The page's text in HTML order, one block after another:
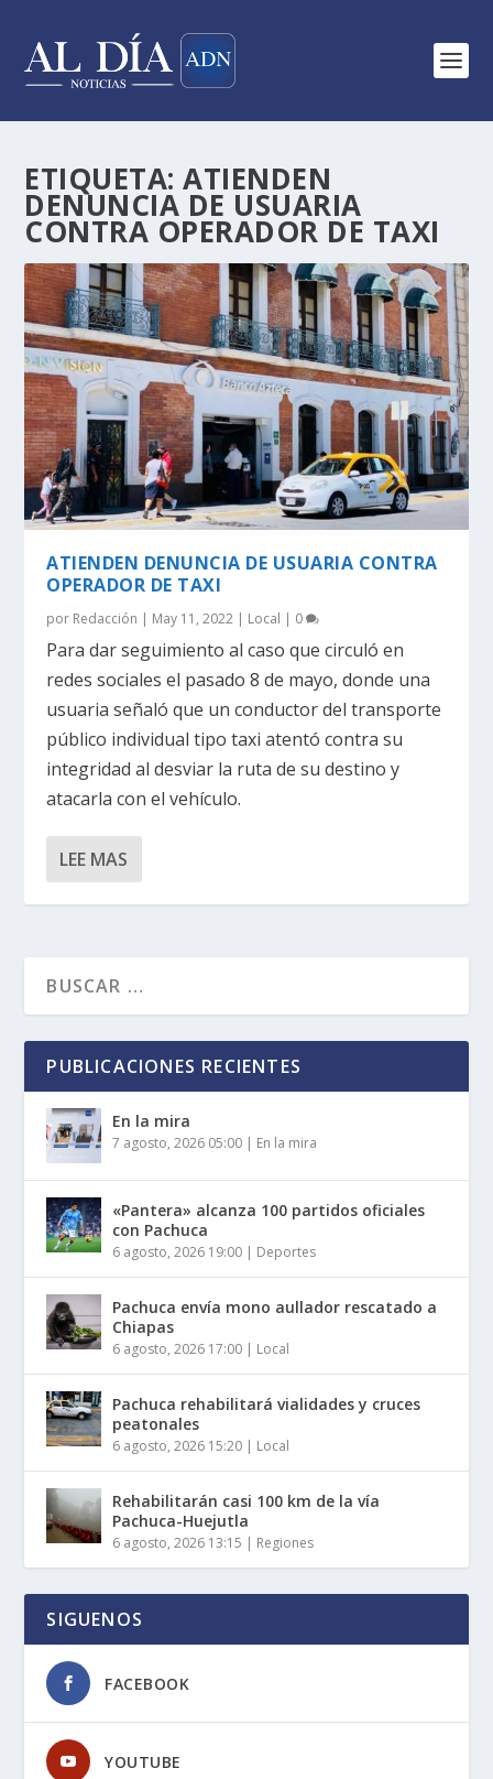
ETIQUETA:ATIENDEN
DENUNCIA DE USUARIA
CONTRA OPERADOR DE TAXI
ATIENDEN DENUNCIA DE USUARIA CONTRA
OPERADOR DE TAXI
por Redacción | May 11, 2022 | Local | 0
Para dar seguimiento al caso que circuló en
redes sociales el pasado 8 de mayo, donde una
usuaria señaló que un conductor del transporte
público individual tipo taxi atentó contra su
integridad al desviar la ruta de su destino y
atacarla con el vehículo.
LEE MAS
PUBLICACIONES RECIENTES
En la mira
7 agosto, 2026 05:00 | En la mira
«Pantera» alcanza 100 partidos oficiales
con Pachuca
6 agosto, 2026 19:00 | Deportes
Pachuca envía mono aullador rescatado a
Chiapas
6 agosto, 2026 17:00 | Local
Pachuca rehabilitará vialidades y cruces
peatonales
6 agosto, 2026 15:20 | Local
Rehabilitarán casi 100 km de la vía
Pachuca-Huejutla
6 agosto, 2026 13:15 | Regiones
SIGUENOS
FACEBOOK
YOUTUBE